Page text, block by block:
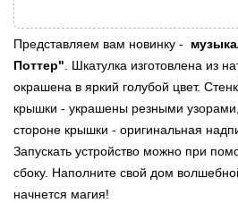
Представляем вам новинку -
Поттер" . Шкатулка изготовлена из
окрашена в яркий голубой цвет.
крышки - украшены резными
стороне крышки - оригинальная
Запускать устройство можно при
сбоку. Наполните свой дом
начнется магия!